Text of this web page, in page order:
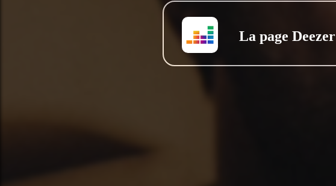
La page Deezer